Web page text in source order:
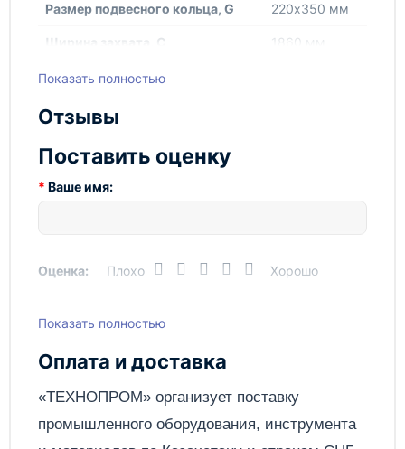
Размер подвесного кольца, G 220х350 мм
Ширина захвата, С 1860 мм
Вес
Показать полностью
Отзывы
Поставить оценку
Ваше имя:
Оценка: Плохо Хорошо
Написать отзыв
Показать полностью
Оплата и доставка
«ТЕХНОПРОМ» организует поставку
промышленного оборудования, инструмента